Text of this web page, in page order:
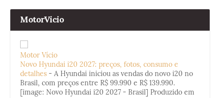
MotorVicio
Motor Vício
Novo Hyundai i20 2027: preços, fotos, consumo e
detalhes - A Hyundai iniciou as vendas do novo i20 no
Brasil, com preços entre R$ 99.990 e R$ 139.990.
[image: Novo Hyundai i20 2027 - Brasil] Produzido em